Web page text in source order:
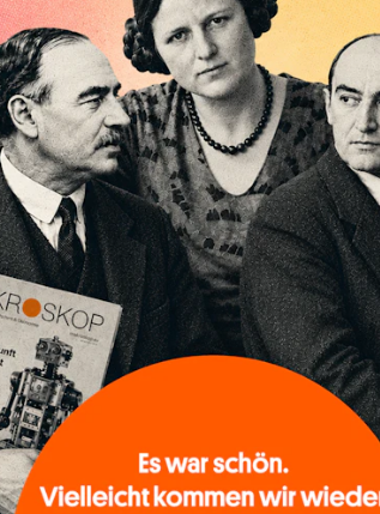
Das Konzept „Zivilisation“ gilt nicht nur
Wertesystemen, die es gegen Woke und
Antirassisten zu verteidigen gilt.
Abbild eines (gebrochenen)
den Zweiten Weltkrieg, der vom
Zivilisationsbruch zu bezeichnen.
Massenmorde sind in der jüngeren
Ländern keine Seltenheit, obwohl
Goethe, Dostojewski, Rosa Luxemburg
Woran messen wir also Zivilisation?
Abgrenzung zu definieren, begründet
positiv. Dadurch erst können wir
Fortschritt einsetzen, statt den
[...]